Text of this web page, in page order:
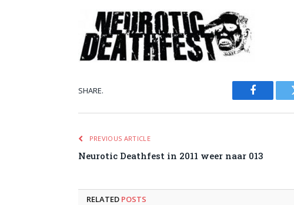
SHARE.
Facebook
PREVIOUS ARTICLE
Neurotic Deathfest in 2011 weer naar 013
RELATED POSTS